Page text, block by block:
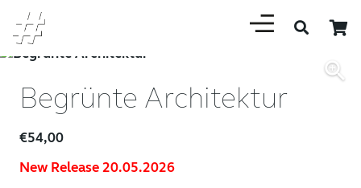
Begrünte Architektur
€54,00
New Release 20.05.2026